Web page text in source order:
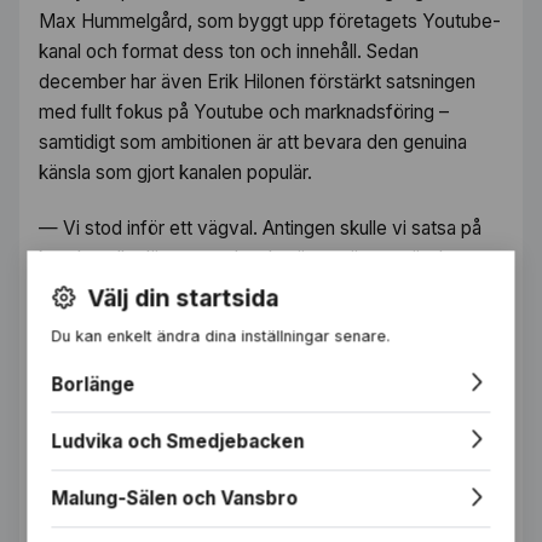
Max Hummelgård, som byggt upp företagets Youtube-
kanal och format dess ton och innehåll. Sedan
december har även Erik Hilonen förstärkt satsningen
med fullt fokus på Youtube och marknadsföring –
samtidigt som ambitionen är att bevara den genuina
känsla som gjort kanalen populär.
— Vi stod inför ett vägval. Antingen skulle vi satsa på
kanalen eller lägga ner den, berättar gänget när de
samlats runt bordet i personalrummet.
Välj din startsida
Du kan enkelt ändra dina inställningar senare.
Borlänge
Ludvika och Smedjebacken
Malung-Sälen och Vansbro